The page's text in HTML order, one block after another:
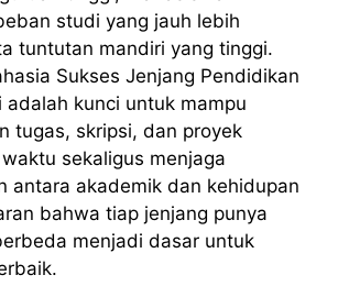
studi yang jauh lebih
tuntutan mandiri yang tinggi.
Sukses Jenjang Pendidikan
adalah kunci untuk mampu
tugas, skripsi, dan proyek
sekaligus menjaga
antara akademik dan kehidupan
bahwa tiap jenjang punya
menjadi dasar untuk